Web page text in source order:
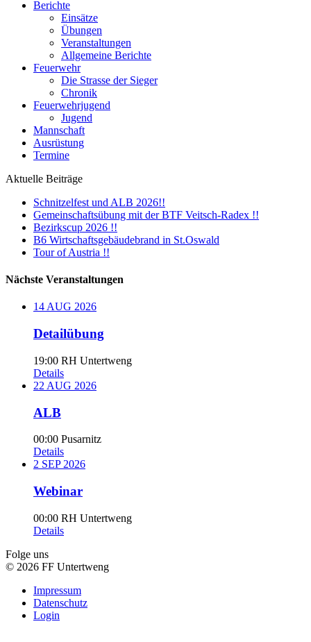
Berichte
Einsätze
Übungen
Veranstaltungen
Allgemeine Berichte
Feuerwehr
Die Strasse der Sieger
Chronik
Feuerwehrjugend
Jugend
Mannschaft
Ausrüstung
Termine
Aktuelle Beiträge
Schnitzelfest und ALB 2026!!
Gemeinschaftsübung mit der BTF Veitsch-Radex !!
Bezirkscup 2026 !!
B6 Wirtschaftsgebäudebrand in St.Oswald
Tour of Austria !!
Nächste Veranstaltungen
14AUG 2026
Detailübung
19:00 RH Untertweng
Details
22 AUG 2026
ALB
00:00 Pusarnitz
Details
2 SEP 2026
Webinar
00:00 RH Untertweng
Details
Folge uns
© 2026 FF Untertweng
Impressum
Datenschutz
Login